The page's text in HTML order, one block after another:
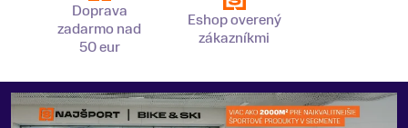
Doprava
zadarmo nad
50 eur
Eshop overený
zákazníkmi